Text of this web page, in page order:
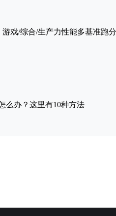
游戏/综合/生产力性能多基准跑
么办？这里有10种方法